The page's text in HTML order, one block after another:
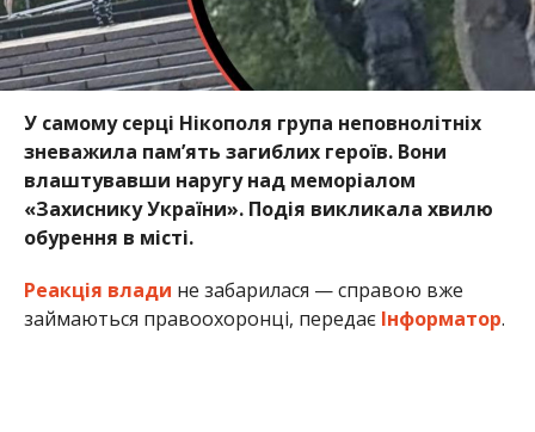
знімали все на відео. Завдяки спільній роботі
правоохоронців та влади міста, вдалося
встановити особи хуліганів. Наразі поліція
проводить слідчі дії. З підлітками проводиться
робота згідно з чинним законодавством.
Міська адміністрація закликала батьків не
залишатися осторонь і більше говорити з дітьми